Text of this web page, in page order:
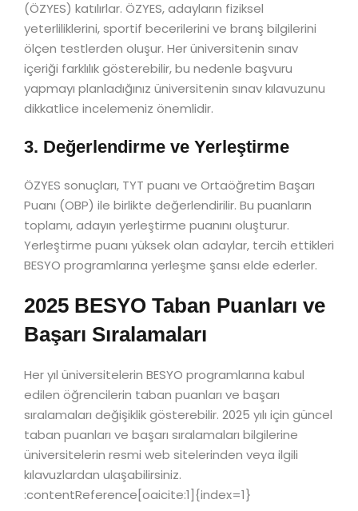
(ÖZYES) katılırlar. ÖZYES, adayların fiziksel
yeterliliklerini, sportif becerilerini ve branş bilgilerini
ölçen testlerden oluşur. Her üniversitenin sınav
içeriği farklılık gösterebilir, bu nedenle başvuru
yapmayı planladığınız üniversitenin sınav kılavuzunu
dikkatlice incelemeniz önemlidir.
3. Değerlendirme ve Yerleştirme
ÖZYES sonuçları, TYT puanı ve Ortaöğretim Başarı
Puanı (OBP) ile birlikte değerlendirilir. Bu puanların
toplamı, adayın yerleştirme puanını oluşturur.
Yerleştirme puanı yüksek olan adaylar, tercih ettikleri
BESYO programlarına yerleşme şansı elde ederler.
2025 BESYO Taban Puanları ve
Başarı Sıralamaları
Her yıl üniversitelerin BESYO programlarına kabul
edilen öğrencilerin taban puanları ve başarı
sıralamaları değişiklik gösterebilir. 2025 yılı için güncel
taban puanları ve başarı sıralamaları bilgilerine
üniversitelerin resmi web sitelerinden veya ilgili
kılavuzlardan ulaşabilirsiniz.
:contentReference[oaicite:1]{index=1}